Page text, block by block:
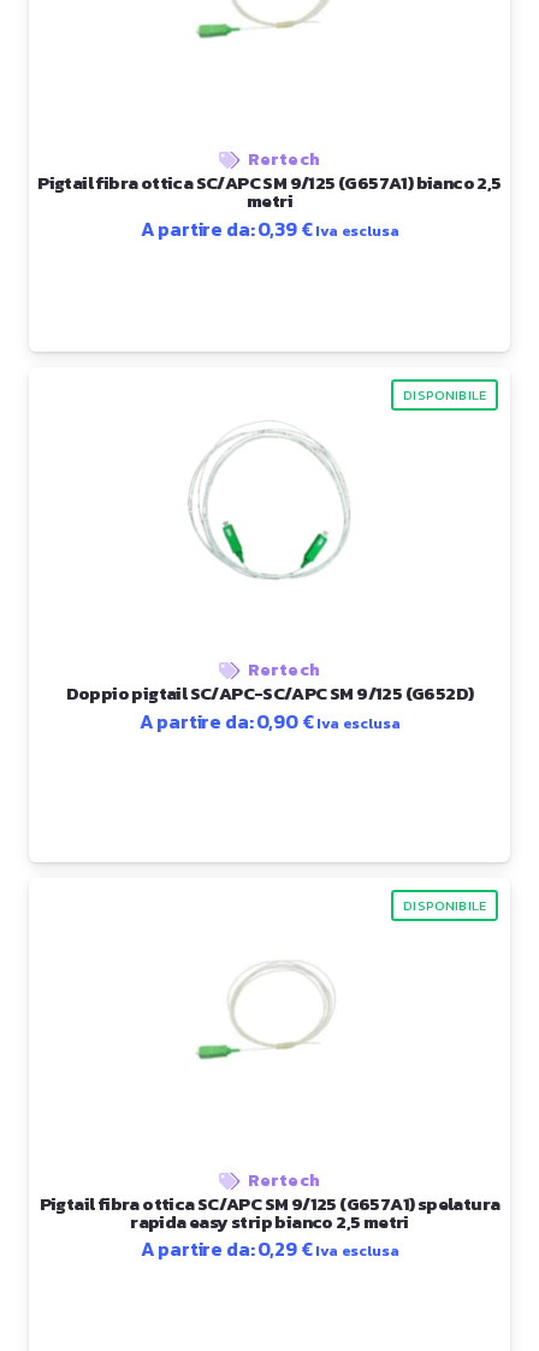
Rertech
Pigtail fibra ottica SC/APC SM 9/125 (G657A1) bianco 2,5
metri
A partire da:0,39€Iva esclusa
DISPONIBILE
Rertech
Doppio pigtail SC/APC-SC/APC SM 9/125 (G652D)
A partire da:0,90€Iva esclusa
DISPONIBILE
Rertech
Pigtail fibra ottica SC/APC SM 9/125 (G657A1) spelatura
rapida easy strip bianco 2,5 metri
A partire da:0,29€Iva esclusa